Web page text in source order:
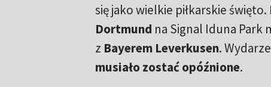
się jako wielkie piłkarskie święto.
Dortmund na Signal Iduna Park
z Bayerem Leverkusen.
musiało zostać opóźnione.